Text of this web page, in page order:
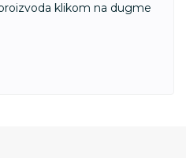
klikom na dugme